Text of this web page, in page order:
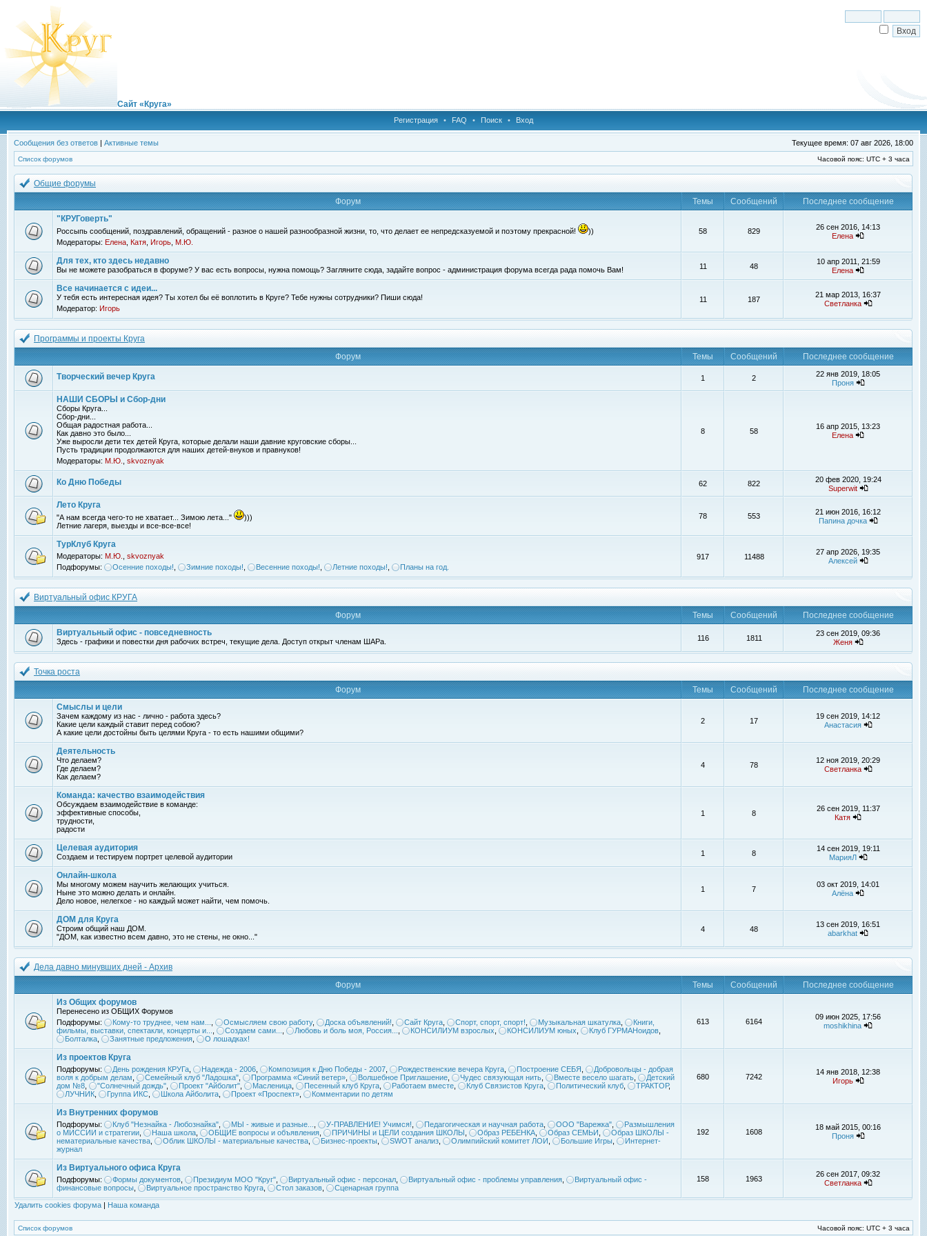
Сайт «Круга»
Регистрация • FAQ • Поиск • Вход
Сообщения без ответов | Активные темы Текущее время: 07 авг 2026, 18:00
Список форумов Часовой пояс: UTC + 3 часа
Общие форумы
Форум
Темы Сообщений
Последнее сообщение
"КРУГоверть"
Россыпь сообщений, поздравлений, обращений - разное о нашей разнообразной жизни, то, что делает ее непредсказуемой и поэтому прекрасной!
))
Модераторы: Елена Катя Игорь М.Ю.
58 829
26 сен 2016, 14:13
Елена
Для тех, кто здесь недавно
Вы не можете разобраться в форуме? У вас есть вопросы, нужна помощь? Загляните сюда, задайте вопрос - администрация форума всегда рада помочь Вам! 11 48
10 апр 2011, 21:59
Елена
Все начинается с идеи...
У тебя есть интересная идея? Ты хотел бы её воплотить в Круге? Тебе нужны сотрудники? Пиши сюда!
Модератор: Игорь
11 187
21 мар 2013, 16:37
Светланка
Программы и проекты Круга
Форум
Темы Сообщений Последнее сообщение
Творческий вечер Круга 1 2
22 янв 2019, 18:05
Проня
НАШИ СБОРЫ и Сбор-дни
Сборы Круга...
Сбор-дни...
Общая радостная работа...
Как давно это было...
Уже выросли дети тех детей Круга, которые делали наши давние круговские сборы...
Пусть традиции продолжаются для наших детей-внуков и правнуков!
Модераторы: М.Ю. skvoznyak
8 58
16 апр 2015, 13:23
Елена
Ко Дню Победы 62 822
20 фев 2020, 19:24
Superwit
Лето Круга
"А нам всегда чего-то не хватает... Зимою лета..."
)))
Летние лагеря, выезды и все-все-все!
78 553
21 июн 2016, 16:12
Папина дочка
ТурКлуб Круга
Модераторы: М.Ю.
skvoznyak
Подфорумы:
Осенние походы! Зимние походы! Весенние походы! Летние походы! Планы на год.
917 11488
27 апр 2026, 19:35
Алексей
Виртуальный офис КРУГА
Форум
Темы Сообщений
Последнее сообщение
Виртуальный офис - повседневность
Здесь - графики и повестки дня рабочих встреч, текущие дела. Доступ открыт членам ШАРа. 116 1811
23 сен 2019, 09:36
Женя
Точка роста
Форум
Темы Сообщений
Последнее сообщение
Смыслы и цели
Зачем каждому из нас - лично - работа здесь?
Какие цели каждый ставит перед собою?
А какие цели достойны быть целями Круга - то есть нашими общими?
2 17
19 сен 2019, 14:12
Анастасия
Деятельность
Что делаем?
Где делаем?
Как делаем?
4 78
12 ноя 2019, 20:29
Светланка
Команда: качество взаимодействия
Обсуждаем взаимодействие в команде:
эффективные способы,
трудности,
радости
1 8
26 сен 2019, 11:37
Катя
Целевая аудитория
Создаем и тестируем портрет целевой аудитории 1 8
14 сен 2019, 19:11
МарияЛ
Онлайн-школа
Мы многому можем научить желающих учиться.
Ныне это можно делать и онлайн.
Дело новое, нелегкое - но каждый может найти, чем помочь.
1 7
03 окт 2019, 14:01
Алёна
ДОМ для Круга
Строим общий наш ДОМ.
"ДОМ, как известно всем давно, это не стены, не окно..."
4 48
13 сен 2019, 16:51
abarkhat
Дела давно минувших дней - Архив
Форум
Темы Сообщений
Последнее сообщение
Из Общих форумов
Перенесено из ОБЩИХ Форумов
Подфорумы:
Кому-то труднее, чем нам... Осмысляем свою работу, Доска объявлений! Сайт Круга Спорт, спорт, спорт! Музыкальная шкатулка
Книги,
фильмы, выставки, спектакли, концерты и...
Создаем сами... Любовь и боль моя, Россия... КОНСИЛИУМ взрослых КОНСИЛИУМ юных Клуб ГУРМАНоидов
Болталка
Занятные предложения О лошадках!
613 6164
09 июн 2025, 17:56
moshikhina
Из проектов Круга
Подфорумы: День рождения КРУГа Надежда - 2006 Композиция к Дню Победы - 2007 Рождественские вечера Круга Построение СЕБЯ
Добровольцы - добрая
воля к добрым делам
Семейный клуб "Ладошка" Программа «Синий ветер» Волшебное Приглашение Чудес связующая нить Вместе весело шагать
Детский
дом №8
"Солнечный дождь" Проект "Айболит" Масленица Песенный клуб Круга Работаем вместе Клуб Связистов Круга Политический клуб ТРАКТОР,
ЛУЧНИК
Группа ИКС Школа Айболита Проект «Проспект» Комментарии по детям
680 7242
14 янв 2018, 12:38
Игорь
Из Внутренних форумов
Подфорумы: Клуб "Незнайка - Любознайка" МЫ - живые и разные... У-ПРАВЛЕНИЕ! Учимся! Педагогическая и научная работа ООО "Варежка"
Размышления
о МИССИИ и стратегии
Наша школа ОБЩИЕ вопросы и объявления ПРИЧИНЫ и ЦЕЛИ создания ШКОЛЫ Образ РЕБЕНКА Образ СЕМЬИ
Образ ШКОЛЫ -
нематериальные качества
Облик ШКОЛЫ - материальные качества Бизнес-проекты SWOT анализ Олимпийский комитет ЛОИ Большие Игры
Интернет-
журнал
192 1608
18 май 2015, 00:16
Проня
Из Виртуального офиса Круга
Подфорумы: Формы документов Президиум МОО "Круг" Виртуальный офис - персонал Виртуальный офис - проблемы управления
Виртуальный офис -
финансовые вопросы
Виртуальное пространство Круга Стол заказов Сценарная группа
158 1963
26 сен 2017, 09:32
Светланка
Удалить cookies форума | Наша команда
Список форумов Часовой пояс: UTC + 3 часа